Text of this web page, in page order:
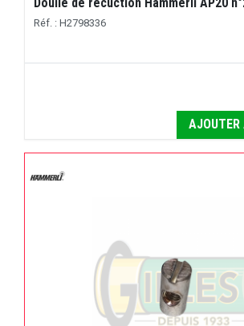
Réf. : H2798336
AJOUTER